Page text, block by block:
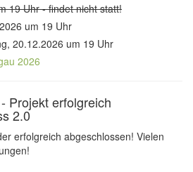
19 Uhr - findet nicht statt!
um 19 Uhr
20.12.2026 um 19 Uhr
2026
Projekt erfolgreich
2.0
erfolgreich abgeschlossen! Vielen